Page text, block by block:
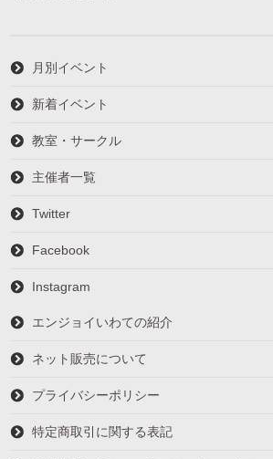
月別イベント
新着イベント
教室・サークル
主催者一覧
Twitter
Facebook
Instagram
エンジョイいわての紹介
ネット販売について
プライバシーポリシー
特定商取引に関する表記